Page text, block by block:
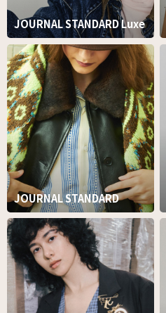
JOURNAL STANDARD Luxe
JOURNAL STANDARD